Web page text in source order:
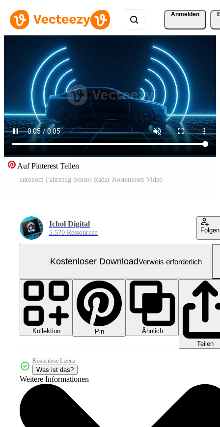
Anmelden
Auf Pinterest Teilen
autonom Fahrzeug Sensor Radar Kostenloses Video
Ichol Digital
5.570 Ressourcen Folgen
Kostenloser DownloadVerweis erforderlich
Kollektion Pin
Ähnlich
Teilen
Kostenlose Lizenz
Was ist das?
Weitere Informationen